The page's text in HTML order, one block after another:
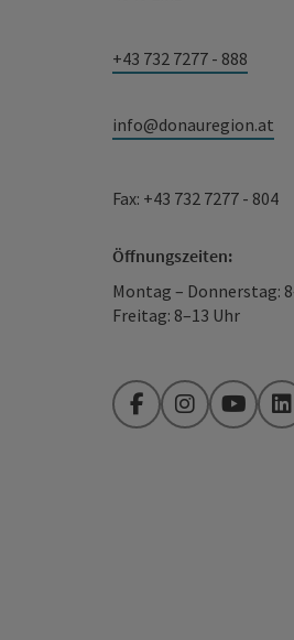
+43 732 7277 - 888
info@donauregion.at
Fax: +43 732 7277 - 804
Öffnungszeiten:
Montag – Donnerstag:
Freitag: 8–13 Uhr
FacebookInstagramYouTube